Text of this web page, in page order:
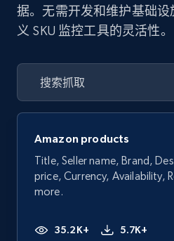
据。无需开发和维护基础
义 SKU 监控工具的灵活性。
Amazon products
Title, Seller name, Brand,
price, Currency, Availability,
more.
35.2K+ 5.7K+